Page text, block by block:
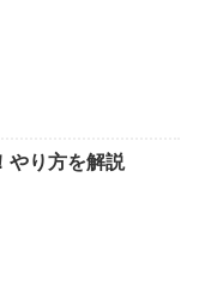
やり方を解説